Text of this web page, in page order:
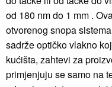
od 180 nm do 1 mm .
otvorenog snopa
sadrže optičko vlakno
kućišta, zahtevi za
primjenjuju se samo na